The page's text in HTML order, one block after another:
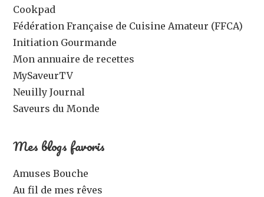
Cookpad
Fédération Française de Cuisine Amateur (FFCA)
Initiation Gourmande
Mon annuaire de recettes
MySaveurTV
Neuilly Journal
Saveurs du Monde
Mes blogs favoris
Amuses Bouche
Au fil de mes rêves